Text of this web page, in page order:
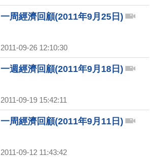
一周經濟回顧(2011年9月25日)
2011-09-26 12:10:30
一週經濟回顧(2011年9月18日)
2011-09-19 15:42:11
一周經濟回顧(2011年9月11日)
2011-09-12 11:43:42